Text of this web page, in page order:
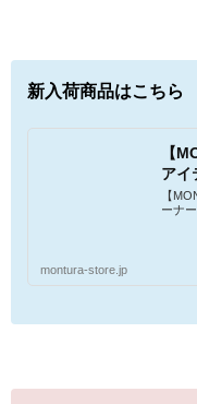
新入荷商品はこちら
【
アイ
【
ーナー
montura-store.jp